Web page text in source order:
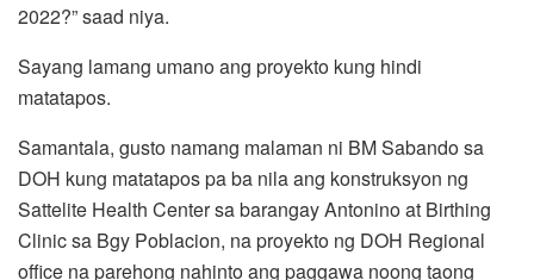
2022?” saad niya.
Sayang lamang umano ang proyekto kung hindi
matatapos.
Samantala, gusto namang malaman ni BM Sabando sa
DOH kung matatapos pa ba nila ang konstruksyon ng
Sattelite Health Center sa barangay Antonino at Birthing
Clinic sa Bgy Poblacion, na proyekto ng DOH Regional
office na parehong nahinto ang paggawa noong taong